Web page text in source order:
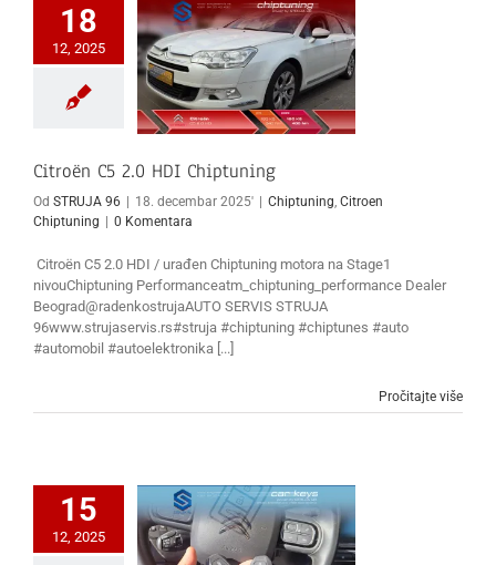
18
12, 2025
Citroën C5 2.0 HDI
Citroen
Chiptuning
Citroën C5 2.0 HDI Chiptuning
Od STRUJA 96 18. decembar 2025' Chiptuning, Citroen
Chiptuning
0 Komentara
Citroën C5 2.0 HDI / urađen Chiptuning motora na Stage1
nivouChiptuning Performanceatm_chiptuning_performance Dealer
Beograd@radenkostrujaAUTO SERVIS STRUJA
96www.strujaservis.rs#struja #chiptuning #chiptunes #auto
#automobil #autoelektronika [...]
Pročitajte više
15
12, 2025
Citroën C3 2020 – Auto